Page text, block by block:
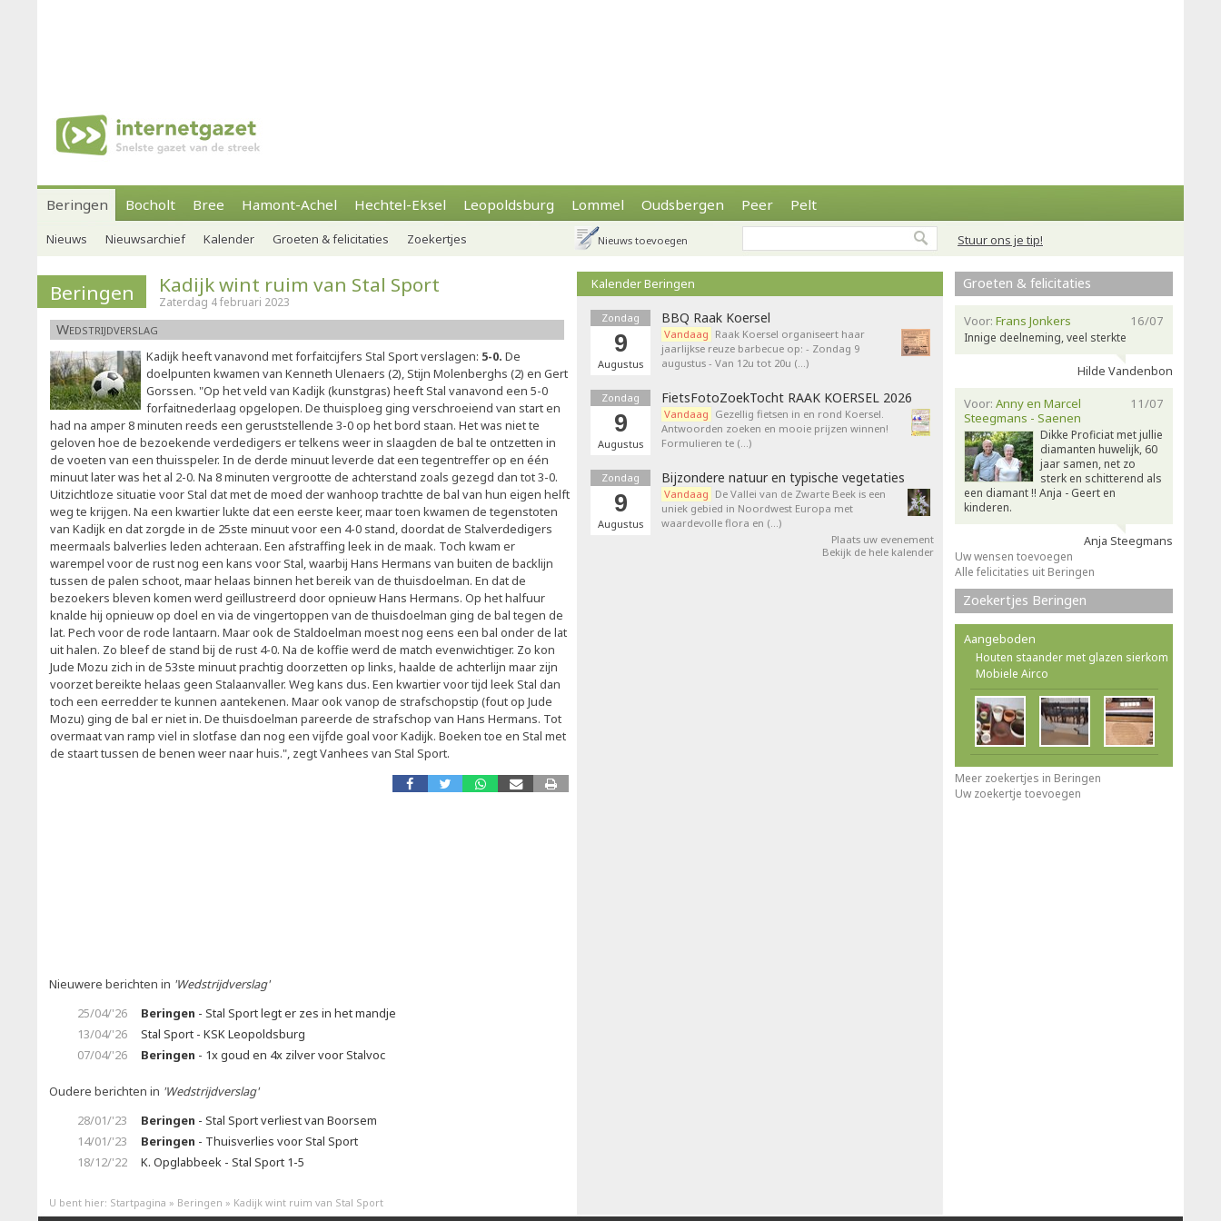
Beringen Bocholt Bree Hamont-Achel Hechtel-Eksel Leopoldsburg Lommel Oudsbergen Peer Pelt
Stuur ons je tip!
Nieuws Nieuwsarchief Kalender Groeten & felicitaties Zoekertjes Nieuws toevoegen
Beringen Kadijk wint ruim van Stal Sport
Zaterdag 4 februari 2023
Wedstrijdverslag
Kadijk heeft vanavond met forfaitcijfers Stal Sport verslagen: 5-0. De
doelpunten kwamen van Kenneth Ulenaers (2), Stijn Molenberghs (2) en Gert
Gorssen. "Op het veld van Kadijk (kunstgras) heeft Stal vanavond een 5-0
forfaitnederlaag opgelopen. De thuisploeg ging verschroeiend van start en
had na amper 8 minuten reeds een geruststellende 3-0 op het bord staan. Het was niet te
geloven hoe de bezoekende verdedigers er telkens weer in slaagden de bal te ontzetten in
de voeten van een thuisspeler. In de derde minuut leverde dat een tegentreffer op en één
minuut later was het al 2-0. Na 8 minuten vergrootte de achterstand zoals gezegd dan tot 3-0.
Uitzichtloze situatie voor Stal dat met de moed der wanhoop trachtte de bal van hun eigen helft
weg te krijgen. Na een kwartier lukte dat een eerste keer, maar toen kwamen de tegenstoten
van Kadijk en dat zorgde in de 25ste minuut voor een 4-0 stand, doordat de Stalverdedigers
meermaals balverlies leden achteraan. Een afstraffing leek in de maak. Toch kwam er
warempel voor de rust nog een kans voor Stal, waarbij Hans Hermans van buiten de backlijn
tussen de palen schoot, maar helaas binnen het bereik van de thuisdoelman. En dat de
bezoekers bleven komen werd geïllustreerd door opnieuw Hans Hermans. Op het halfuur
knalde hij opnieuw op doel en via de vingertoppen van de thuisdoelman ging de bal tegen de
lat. Pech voor de rode lantaarn. Maar ook de Staldoelman moest nog eens een bal onder de lat
uit halen. Zo bleef de stand bij de rust 4-0. Na de koffie werd de match evenwichtiger. Zo kon
Jude Mozu zich in de 53ste minuut prachtig doorzetten op links, haalde de achterlijn maar zijn
voorzet bereikte helaas geen Stalaanvaller. Weg kans dus. Een kwartier voor tijd leek Stal dan
toch een eerredder te kunnen aantekenen. Maar ook vanop de strafschopstip (fout op Jude
Mozu) ging de bal er niet in. De thuisdoelman pareerde de strafschop van Hans Hermans. Tot
overmaat van ramp viel in slotfase dan nog een vijfde goal voor Kadijk. Boeken toe en Stal met
de staart tussen de benen weer naar huis.", zegt Vanhees van Stal Sport.
Nieuwere berichten in 'Wedstrijdverslag'
25/04/'26
Beringen - Stal Sport legt er zes in het mandje
13/04/'26
Stal Sport - KSK Leopoldsburg
07/04/'26
Beringen - 1x goud en 4x zilver voor Stalvoc
Oudere berichten in 'Wedstrijdverslag'
28/01/'23
Beringen - Stal Sport verliest van Boorsem
14/01/'23
Beringen - Thuisverlies voor Stal Sport
18/12/'22
K. Opglabbeek - Stal Sport 1-5
Kalender Beringen
Zondag
9
Augustus
BBQ Raak Koersel
Vandaag Raak Koersel organiseert haar
jaarlijkse reuze barbecue op: - Zondag 9
augustus - Van 12u tot 20u (…)
Zondag
9
Augustus
FietsFotoZoekTocht RAAK KOERSEL 2026
Vandaag Gezellig fietsen in en rond Koersel.
Antwoorden zoeken en mooie prijzen winnen!
Formulieren te (…)
Zondag
9
Augustus
Bijzondere natuur en typische vegetaties
Vandaag De Vallei van de Zwarte Beek is een
uniek gebied in Noordwest Europa met
waardevolle flora en (…)
Plaats uw evenement
Bekijk de hele kalender
Groeten & felicitaties
16/07
Voor: Frans Jonkers
Innige deelneming, veel sterkte
Hilde Vandenbon
11/07
Voor: Anny en Marcel
Steegmans - Saenen
Dikke Proficiat met jullie
diamanten huwelijk, 60
jaar samen, net zo
sterk en schitterend als
een diamant !! Anja - Geert en
kinderen.
Anja Steegmans
Uw wensen toevoegen
Alle felicitaties uit Beringen
Zoekertjes Beringen
Aangeboden
Houten staander met glazen sierkom
Mobiele Airco
Meer zoekertjes in Beringen
Uw zoekertje toevoegen
U bent hier: Startpagina » Beringen » Kadijk wint ruim van Stal Sport